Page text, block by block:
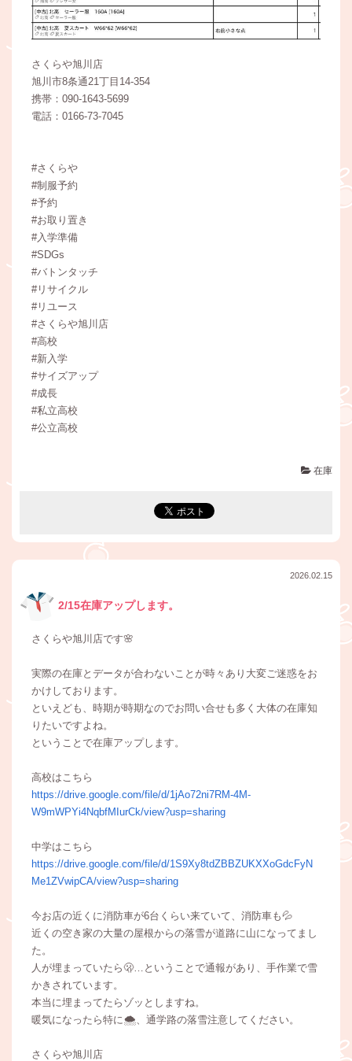
さくらや旭川店
旭川市8条通21丁目14-354
携帯：090-1643-5699
電話：0166-73-7045
#さくらや
#制服予約
#予約
#お取り置き
#入学準備
#SDGs
#バトンタッチ
#リサイクル
#リユース
#さくらや旭川店
#高校
#新入学
#サイズアップ
#成長
#私立高校
#公立高校
在庫
2026.02.15
2/15在庫アップします。
さくらや旭川店です🌸
実際の在庫とデータが合わないことが時々あり大変ご迷惑をお
かけしております。
といえども、時期が時期なのでお問い合せも多く大体の在庫知
りたいですよね。
ということで在庫アップします。
高校はこちら
https://drive.google.com/file/d/1jAo72ni7RM-4M-
W9mWPYi4NqbfMIurCk/view?usp=sharing
中学はこちら
https://drive.google.com/file/d/1S9Xy8tdZBBZUKXXoGdcFyN
Me1ZVwipCA/view?usp=sharing
今お店の近くに消防車が6台くらい来ていて、消防車も💦
近くの空き家の大量の屋根からの落雪が道路に山になってまし
た。
人が埋まっていたら🫢…ということで通報があり、手作業で雪
かきされています。
本当に埋まってたらゾッとしますね。
暖気になったら特に🌨、通学路の落雪注意してください。
さくらや旭川店